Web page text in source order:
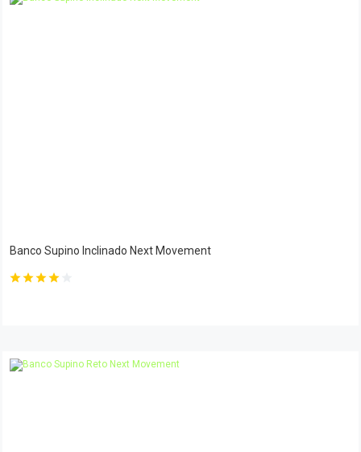
Banco Supino Inclinado Next Movement